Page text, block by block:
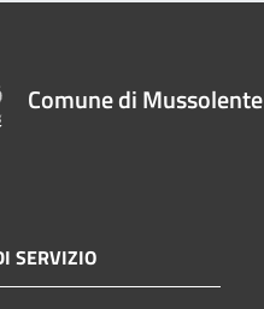
Comune di Mussolente
SERVIZIO